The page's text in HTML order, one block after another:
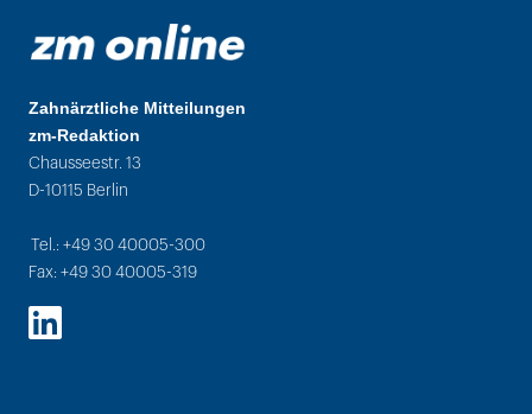
Zahnärztliche Mitteilungen
zm-Redaktion
Chausseestr. 13
D-10115 Berlin
Tel.: +49 30 40005-300
Fax: +49 30 40005-319
LinkedIn